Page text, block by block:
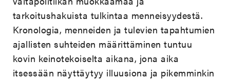
tarkoitushakuista tulkintaa menneisyydestä.
Kronologia, menneiden ja tulevien tapahtumien
ajallisten suhteiden määrittäminen tuntuu
kovin keinotekoiselta aikana, jona aika
itsessään näyttäytyy illuusiona ja pikemminkin